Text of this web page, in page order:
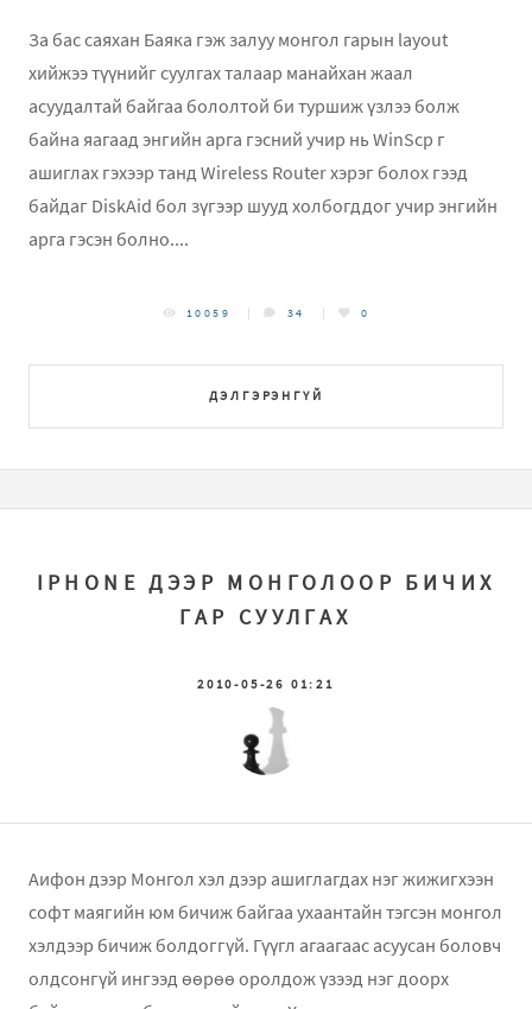
За бас саяхан Баяка гэж залуу монгол гарын layout
хийжээ түүнийг суулгах талаар манайхан жаал
асуудалтай байгаа бололтой би туршиж үзлээ болж
байна яагаад энгийн арга гэсний учир нь WinScp г
ашиглах гэхээр танд Wireless Router хэрэг болох гээд
байдаг DiskAid бол зүгээр шууд холбогддог учир энгийн
арга гэсэн болно....
ДЭЛГЭРЭНГҮЙ
10059 34 0
IPHONE ДЭЭР МОНГОЛООР БИЧИХ
ГАР СУУЛГАХ
2010-05-26 01:21
Aифон дээр Монгол хэл дээр ашиглагдах нэг жижигхээн
софт маягийн юм бичиж байгаа ухаантайн тэгсэн монгол
хэлдээр бичиж болдоггүй. Гүүгл агаагаас асуусан боловч
олдсонгүй ингээд өөрөө оролдож үзээд нэг доорх